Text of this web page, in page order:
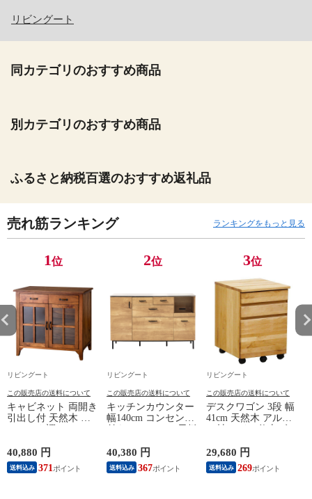
リビングート
同カテゴリのおすすめ商品
別カテゴリのおすすめ商品
ふるさと納税百選のおすすめ返礼品
売れ筋ランキング ランキングをもっと見る
1位
リビングート
この販売店の送料について
キャビネット 両開き
引出し付 天然木 エ
スニック調 Timber
収納 食器棚 収納 キ
ッチン 飾り棚 完成
品 キッチンキャビネ
40,880 円
送料込み 371
2位
リビングート
この販売店の送料について
キッチンカウンター
幅140cm コンセント
付き ステンレス天板
ー 作業台 家電ラッ
ク 収納 可動棚 お掃
除ロボット対応 食器
40,380 円
送料込み 367
3位
リビングート
この販売店の送料について
デスクワゴン 3段 幅
41cm 天然木 アルダ
ー材 オイル仕上げ
ワゴン 袖机 収納 キ
ャスター付き ワゴン
脇机 シンプル デス
29,680 円
送料込み 269